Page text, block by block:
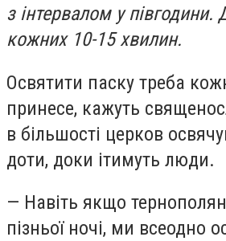
з інтервалом у півгодини.
кожних 10-15 хвилин.
Освятити паску треба
принесе, кажуть
в більшості церков
доти, доки ітимуть люди.
— Навіть якщо
пізньої ночі, ми всеодно